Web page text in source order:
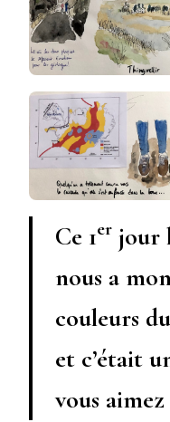
Ce 1er jour
nous a
couleurs
et c’était
vous aimez